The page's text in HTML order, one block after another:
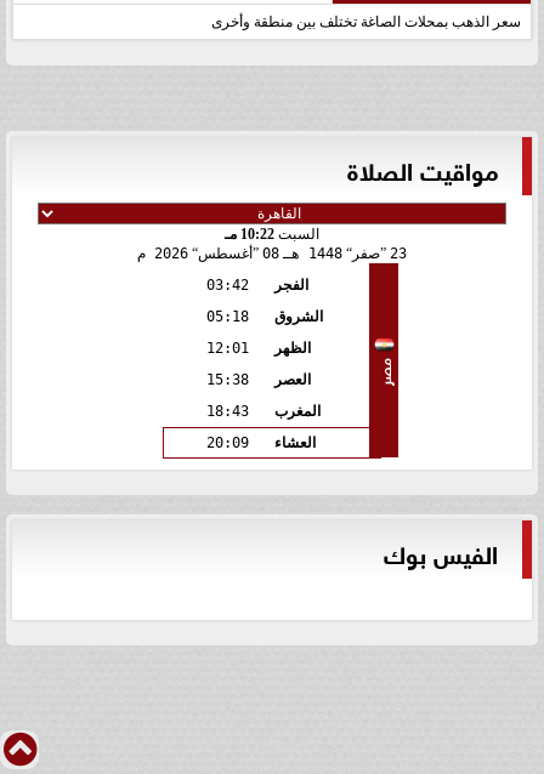
سعر الذهب بمحلات الصاغة تختلف بين منطقة وأخرى
مواقيت الصلاة
السبت 10:22 مـ
23 صفر 1448 هـ 08 أغسطس 2026 م
مصر
الفجر
03:42
الشروق
05:18
الظهر
12:01
العصر
15:38
المغرب
18:43
العشاء
20:09
الفيس بوك